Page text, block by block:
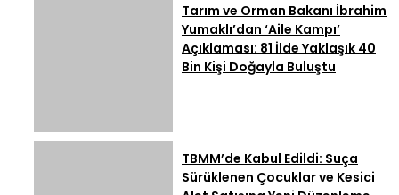
Tarım ve Orman Bakanı İbrahim
Yumaklı’dan ‘Aile Kampı’
Açıklaması: 81 İlde Yaklaşık 40
Bin Kişi Doğayla Buluştu
TBMM’de Kabul Edildi: Suça
Sürüklenen Çocuklar ve Kesici